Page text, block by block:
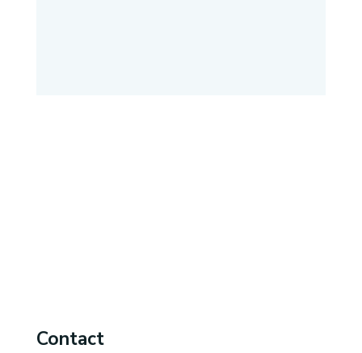
Contact